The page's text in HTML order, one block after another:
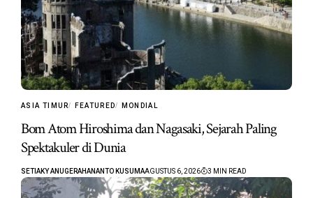
ASIA TIMUR FEATURED MONDIAL
Bom Atom Hiroshima dan Nagasaki, Sejarah Paling
Spektakuler di Dunia
SETIAKY ANUGERAHANANTO KUSUMAAGUSTUS 6, 2026 3 MIN READ